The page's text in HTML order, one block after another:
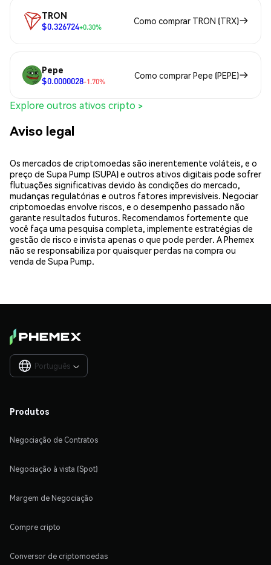
TRON
$0.326724+0.30%
Como comprar TRON (TRX)
Pepe
$0.0000028-1.70%
Como comprar Pepe (PEPE)
Explore outros ativos cripto >
Aviso legal
Os mercados de criptomoedas são inerentemente voláteis, e o
preço de Supa Pump (SUPA) e outros ativos digitais pode sofrer
flutuações significativas devido às condições do mercado,
mudanças regulatórias e outros fatores imprevisíveis. Negociar
criptomoedas envolve riscos, e o desempenho passado não
garante resultados futuros. Recomendamos fortemente que
você faça uma pesquisa completa, implemente estratégias de
gestão de risco e invista apenas o que pode perder. A Phemex
não se responsabiliza por quaisquer perdas na compra ou
venda de Supa Pump.
Português 
Produtos
Negociação de Contratos
Negociação à vista (Spot)
Margem de Negociação
Compre cripto
Conversor de criptomoedas